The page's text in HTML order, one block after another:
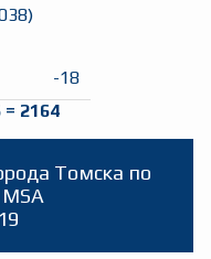
)
-18
= 2164
Томска по